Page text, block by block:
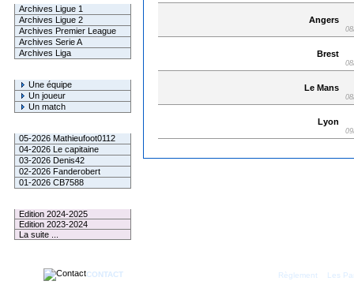
Archives Ligue 1
Archives Ligue 2
Archives Premier League
Archives Serie A
Archives Liga
Une équipe
Un joueur
Un match
05-2026 Mathieufoot0112
04-2026 Le capitaine
03-2026 Denis42
02-2026 Fanderobert
01-2026 CB7588
Edition 2024-2025
Edition 2023-2024
La suite ...
Angers
Brest
Le Mans
Lyon
CONTACT Règlement Les